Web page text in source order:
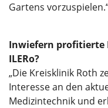
Gartens
Inwiefern profitierte
ILERo?
„Die Kreisklinik Roth
Interesse an den
Medizintechnik und